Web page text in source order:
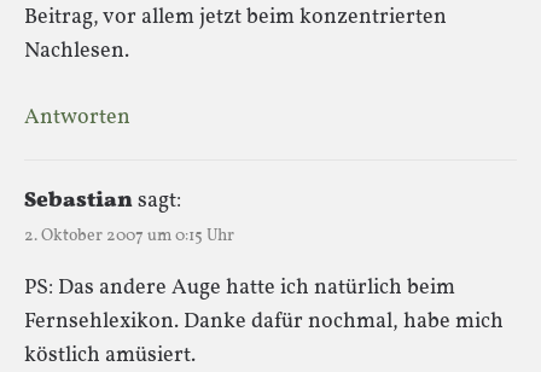
Beitrag, vor allem jetzt beim konzentrierten
Nachlesen.
Antworten
Sebastiansagt:
2. Oktober 2007 um 0:15 Uhr
PS: Das andere Auge hatte ich natürlich beim
Fernsehlexikon. Danke dafür nochmal, habe mich
köstlich amüsiert.